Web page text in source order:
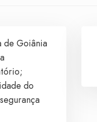
de Goiânia
do